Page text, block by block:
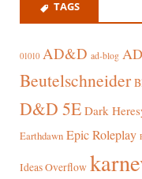
TAGS
01010 AD&D ad-blog
Beutelschneider
D&D 5E Dark
Earthdawn Epic Roleplay
Ideas Overflow